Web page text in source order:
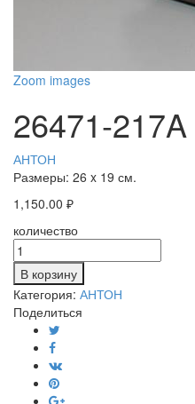
Zoom images
26471-217A
АНТОН
Размеры: 26 x 19 см.
1,150.00 ₽
количество
В корзину
Категория: АНТОН
Поделиться